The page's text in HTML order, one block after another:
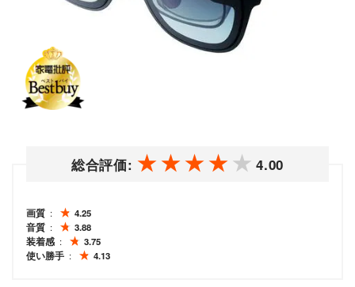
総合評価: 4.00
画質
4.25
音質
3.88
装着感
3.75
使い勝手
4.13